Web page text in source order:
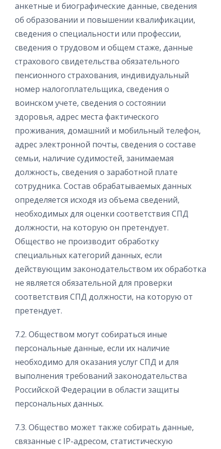
анкетные и биографические данные, сведения
об образовании и повышении квалификации,
сведения о специальности или профессии,
сведения о трудовом и общем стаже, данные
страхового свидетельства обязательного
пенсионного страхования, индивидуальный
номер налогоплательщика, сведения о
воинском учете, сведения о состоянии
здоровья, адрес места фактического
проживания, домашний и мобильный телефон,
адрес электронной почты, сведения о составе
семьи, наличие судимостей, занимаемая
должность, сведения о заработной плате
сотрудника. Состав обрабатываемых данных
определяется исходя из объема сведений,
необходимых для оценки соответствия СПД
должности, на которую он претендует.
Общество не производит обработку
специальных категорий данных, если
действующим законодательством их обработка
не является обязательной для проверки
соответствия СПД должности, на которую от
претендует.
7.2. Обществом могут собираться иные
персональные данные, если их наличие
необходимо для оказания услуг СПД и для
выполнения требований законодательства
Российской Федерации в области защиты
персональных данных.
7.3. Общество может также собирать данные,
связанные с IP-адресом, статистическую